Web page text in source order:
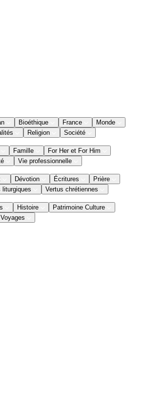
Bioéthique France
Monde
Religion Société
Famille
For Her et For Him
Vie professionnelle
Dévotion Écritures
Prière
liturgiques Vertus chrétiennes
Histoire
Patrimoine Culture
Voyages